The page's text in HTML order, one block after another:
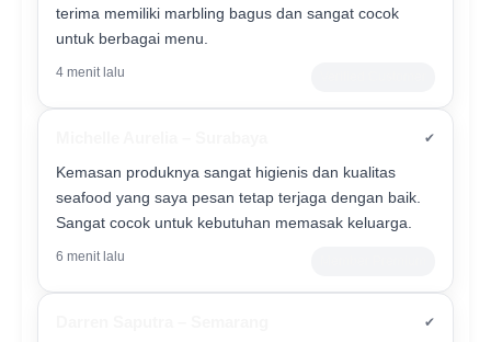
terima memiliki marbling bagus dan sangat cocok
untuk berbagai menu.
4 menit lalu
✔
Kemasan produknya sangat higienis dan kualitas
seafood yang saya pesan tetap terjaga dengan baik.
Sangat cocok untuk kebutuhan memasak keluarga.
6 menit lalu
✔